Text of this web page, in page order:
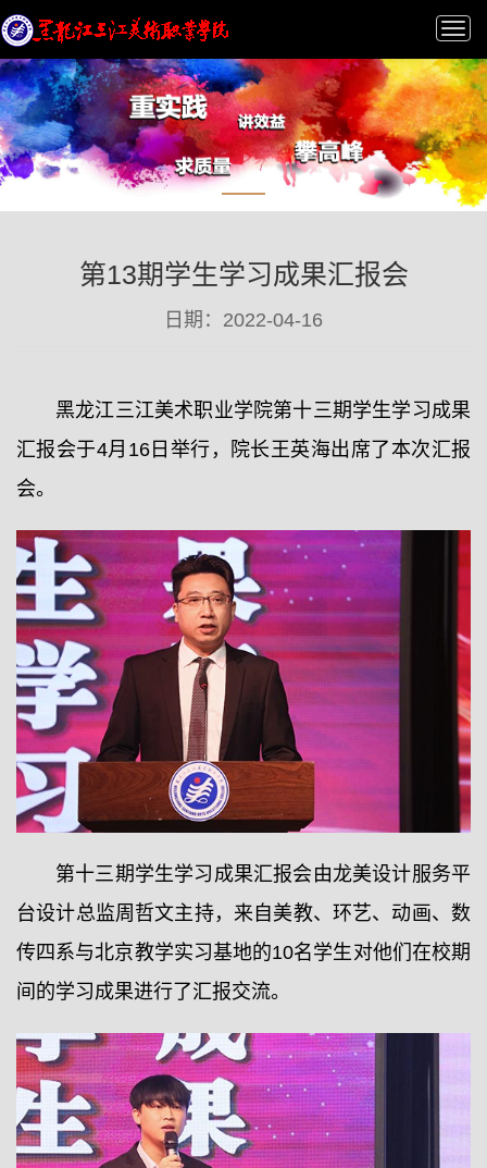
第13期学生学习成果汇报会
日期：2022-04-16
黑龙江三江美术职业学院第十三期学生学习成果
汇报会于4月16日举行，院长王英海出席了本次汇报
会。
第十三期学生学习成果汇报会由龙美设计服务平
台设计总监周哲文主持，来自美教、环艺、动画、数
传四系与北京教学实习基地的10名学生对他们在校期
间的学习成果进行了汇报交流。